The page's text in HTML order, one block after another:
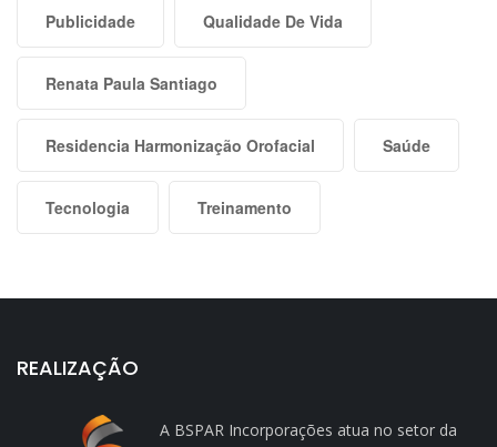
Publicidade Qualidade De Vida
Renata Paula Santiago
Residencia Harmonização Orofacial Saúde
Tecnologia Treinamento
REALIZAÇÃO
A BSPAR Incorporações atua no setor da